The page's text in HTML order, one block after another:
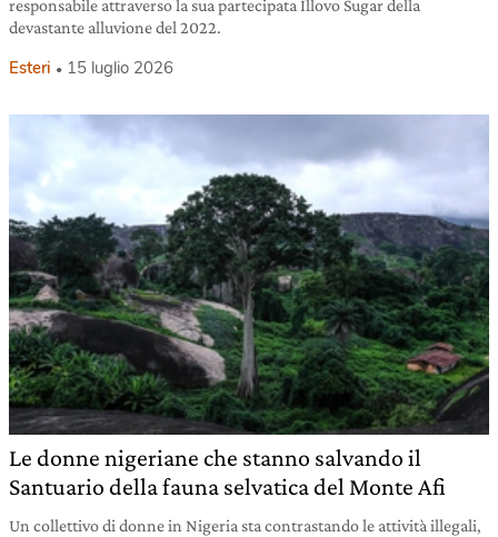
responsabile attraverso la sua partecipata Illovo Sugar della
devastante alluvione del 2022.
Esteri 15 luglio 2026
Le donne nigeriane che stanno salvando il
Santuario della fauna selvatica del Monte Afi
Un collettivo di donne in Nigeria sta contrastando le attività illegali,